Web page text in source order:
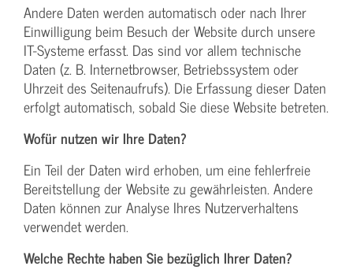
Andere Daten werden automatisch oder nach Ihrer
Einwilligung beim Besuch der Website durch unsere
IT-Systeme erfasst. Das sind vor allem technische
Daten (z. B. Internetbrowser, Betriebssystem oder
Uhrzeit des Seitenaufrufs). Die Erfassung dieser Daten
erfolgt automatisch, sobald Sie diese Website betreten.
Wofür nutzen wir Ihre Daten?
Ein Teil der Daten wird erhoben, um eine fehlerfreie
Bereitstellung der Website zu gewährleisten. Andere
Daten können zur Analyse Ihres Nutzerverhaltens
verwendet werden.
Welche Rechte haben Sie bezüglich Ihrer Daten?